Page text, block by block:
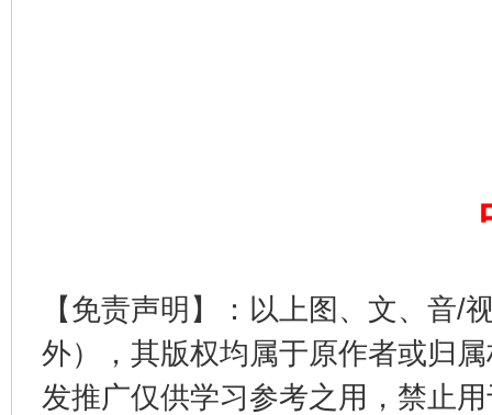
【免责声明】：以上图、文、音/
外），其版权均属于原作者或归
发推广仅供学习参考之用，禁止